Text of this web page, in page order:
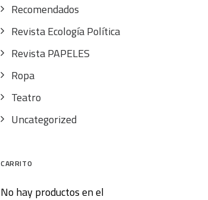
Recomendados
Revista Ecología Política
Revista PAPELES
Ropa
Teatro
Uncategorized
CARRITO
No hay productos en el